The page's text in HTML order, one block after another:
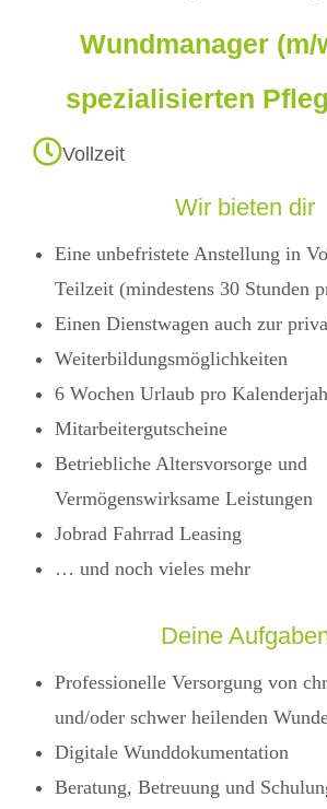
Wundmanager (m/
spezialisierten
Vollzeit
Wir bieten dir
Eine unbefristete Anstellung in
Teilzeit (mindestens 30 Stunden
Einen Dienstwagen auch zur
Weiterbildungsmöglichkeiten
6 Wochen Urlaub pro
Mitarbeitergutscheine
Betriebliche Altersvorsorge und
Vermögenswirksame Leistungen
Jobrad Fahrrad Leasing
… und noch vieles mehr
Deine
Professionelle Versorgung von
und/oder schwer heilenden
Digitale Wunddokumentation
Beratung, Betreuung und